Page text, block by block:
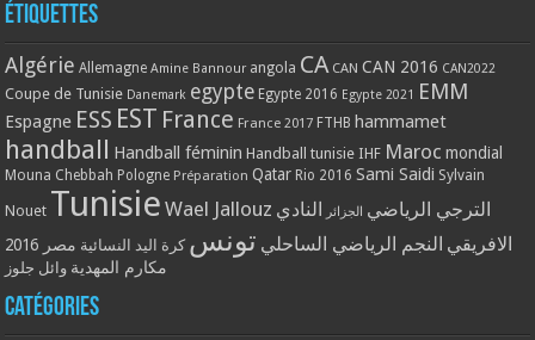
Étiquettes
Algérie Allemagne Amine Bannour angola CA CAN CAN 2016 CAN2022
Coupe de Tunisie Danemark egypte Egypte 2016 Egypte 2021 EMM
Espagne ESS EST France France 2017 FTHB hammamet
handball Handball féminin Handball tunisie IHF Maroc mondial
Mouna Chebbah Pologne Préparation Qatar Rio 2016 Sami Saidi Sylvain
Nouet Tunisie Wael Jallouz الترجي الرياضي الجزائر النادي
الافريقي النجم الرياضي الساحلي تونس كرة اليد النسائية مصر 2016
مكارم المهدية وائل جلوز
Catégories